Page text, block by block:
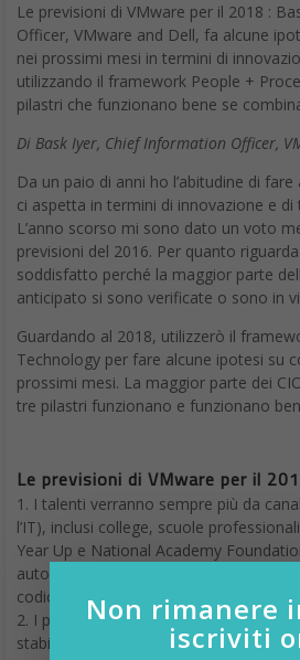
Le previsioni di VMware per il 2018 :
Officer, VMware and Dell, fa alcune
nei prossimi mesi in termini di
utilizzando il framework People +
pilastri che funzionano bene se
Di Bask Iyer, Chief Information Officer,
Da un paio di anni ho l’abitudine di
ci aspetta in termini di innovazione e di
L’anno scorso mi sono dato un voto
previsioni del 2016. Per quanto
soddisfatto perché la maggior parte
anticipato si sono verificate o sono in
Guardando al 2018, utilizzerò il
Technology per fare alcune ipotesi su
prossimi mesi. La maggior parte dei
tre pilastri funzionano e funzionano
Le previsioni di VMware per il
1. I talenti verranno sempre più da
l’IT), inclusi college, scuole
Year Up e National Academy
auto-formazione. Abbiamo bisogno di
codice!
2. I percorsi di carriera IT
stabiliti in modo più formale, secondo
Non rimanere
iscriviti